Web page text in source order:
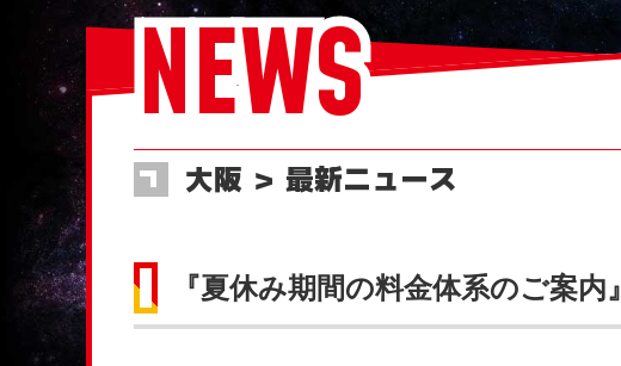
NEWS
大阪 ＞ 最新ニュース
『夏休み期間の料金体系のご案内』